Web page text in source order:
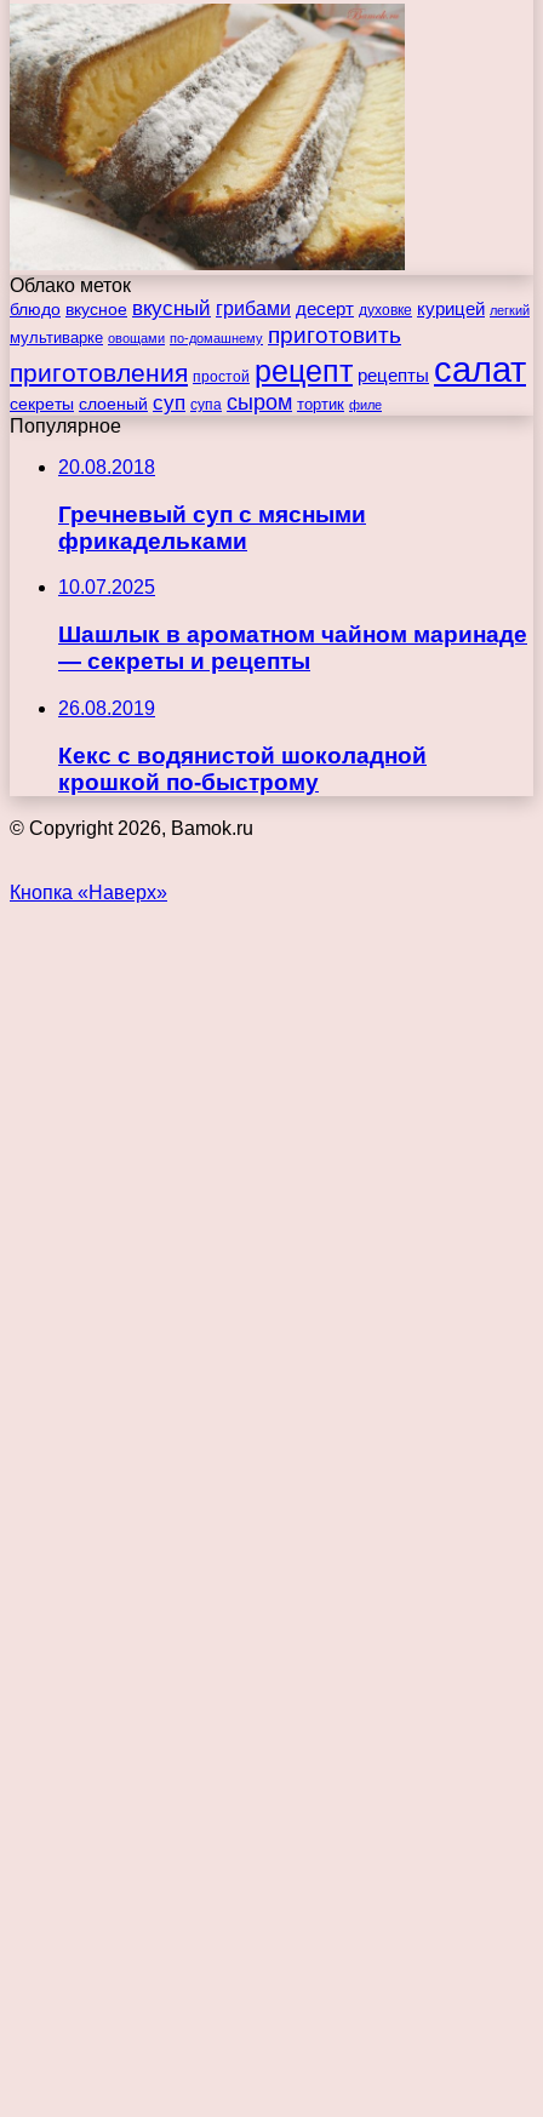
Облако меток
блюдо вкусное вкусный грибами десерт духовке курицей легкий
мультиварке овощами по-домашнему приготовить
приготовления простой рецепт рецепты салат
секреты слоеный суп супа сыром тортик филе
Популярное
20.08.2018
Гречневый суп с мясными
фрикадельками
10.07.2025
Шашлык в ароматном чайном маринаде
— секреты и рецепты
26.08.2019
Кекс с водянистой шоколадной
крошкой по-быстрому
© Copyright 2026, Bamok.ru
Кнопка «Наверх»